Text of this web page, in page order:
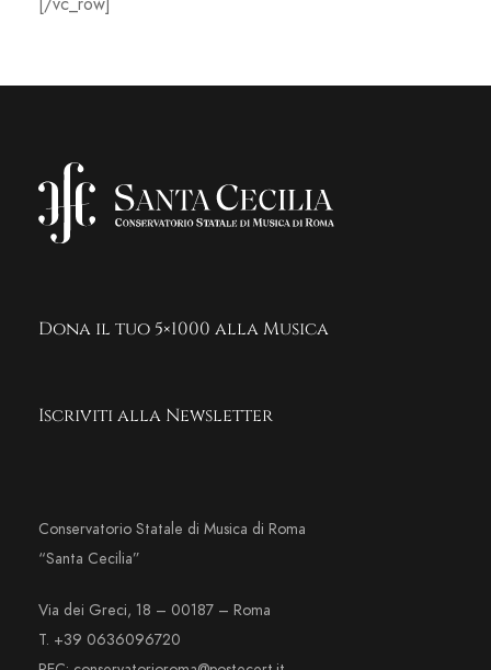
Dona il tuo 5×1000 alla Musica
Iscriviti alla Newsletter
Conservatorio Statale di Musica di Roma
“Santa Cecilia”
Via dei Greci, 18 – 00187 – Roma
T. +39 0636096720